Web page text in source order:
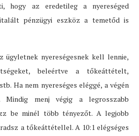
hogy az eredetileg a nyereséged
pénzügyi eszköz a temetőd is
nyereségesnek kell lennie,
beleértve a tőkeáttételt,
Ha nem nyereséges eléggé, a végén
Mindig menj végig a legrosszabb
be minél több tényezőt. A legjobb
a tőkeáttétellel. A 10:1 elégséges